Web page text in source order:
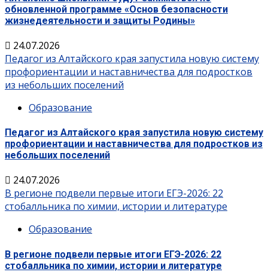
обновленной программе «Основ безопасности
жизнедеятельности и защиты Родины»
24.07.2026
Педагог из Алтайского края запустила новую систему
профориентации и наставничества для подростков
из небольших поселений
Образование
Педагог из Алтайского края запустила новую систему
профориентации и наставничества для подростков из
небольших поселений
24.07.2026
В регионе подвели первые итоги ЕГЭ-2026: 22
стобалльника по химии, истории и литературе
Образование
В регионе подвели первые итоги ЕГЭ-2026: 22
стобалльника по химии, истории и литературе